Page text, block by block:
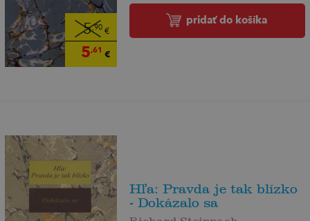
5,90€
5,61 €
pridať do košíka
Hľa: Pravda je tak blízko
- Dokázalo sa
Richard Steinpach